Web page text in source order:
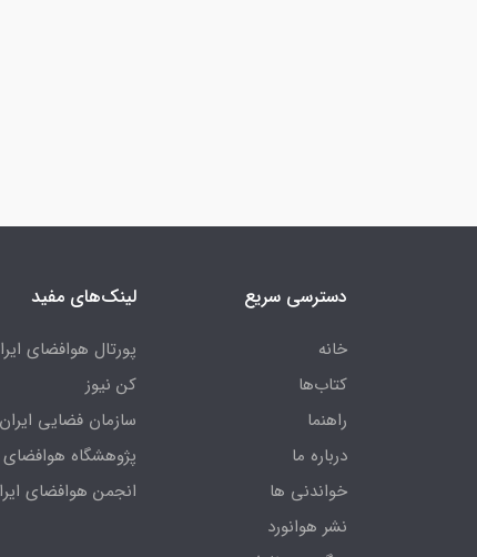
دسترسی سریع
خانه
کتاب‌ها
راهنما
درباره ما
خواندنی ها
نشر هوانورد
لینک‌های مفید
پورتال هوافضای
کن نیوز
سازمان فضایی ایران
پژوهشگاه هوافضای
انجمن هوافضای